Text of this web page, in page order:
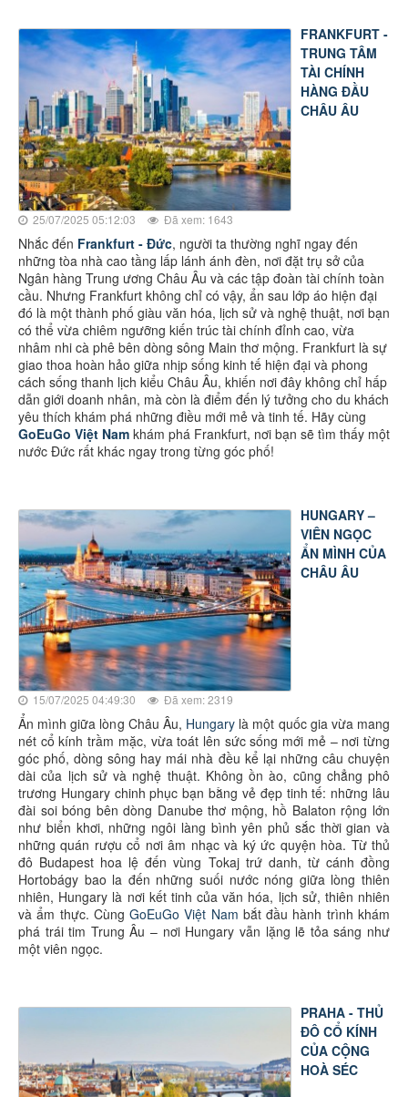
FRANKFURT -
TRUNG TÂM
TÀI CHÍNH
HÀNG ĐẦU
CHÂU ÂU
25/07/2025 05:12:03 Đã xem: 1643
Nhắc đến Frankfurt - Đức, người ta thường nghĩ ngay đến
những tòa nhà cao tầng lấp lánh ánh đèn, nơi đặt trụ sở của
Ngân hàng Trung ương Châu Âu và các tập đoàn tài chính toàn
cầu. Nhưng Frankfurt không chỉ có vậy, ẩn sau lớp áo hiện đại
đó là một thành phố giàu văn hóa, lịch sử và nghệ thuật, nơi bạn
có thể vừa chiêm ngưỡng kiến trúc tài chính đỉnh cao, vừa
nhâm nhi cà phê bên dòng sông Main thơ mộng. Frankfurt là sự
giao thoa hoàn hảo giữa nhịp sống kinh tế hiện đại và phong
cách sống thanh lịch kiểu Châu Âu, khiến nơi đây không chỉ hấp
dẫn giới doanh nhân, mà còn là điểm đến lý tưởng cho du khách
yêu thích khám phá những điều mới mẻ và tinh tế. Hãy cùng
GoEuGo Việt Nam khám phá Frankfurt, nơi bạn sẽ tìm thấy một
nước Đức rất khác ngay trong từng góc phố!
HUNGARY –
VIÊN NGỌC
ẨN MÌNH CỦA
CHÂU ÂU
15/07/2025 04:49:30 Đã xem: 2319
Ẩn mình giữa lòng Châu Âu, Hungary là một quốc gia vừa mang
nét cổ kính trầm mặc, vừa toát lên sức sống mới mẻ – nơi từng
góc phố, dòng sông hay mái nhà đều kể lại những câu chuyện
dài của lịch sử và nghệ thuật. Không ồn ào, cũng chẳng phô
trương Hungary chinh phục bạn bằng vẻ đẹp tinh tế: những lâu
đài soi bóng bên dòng Danube thơ mộng, hồ Balaton rộng lớn
như biển khơi, những ngôi làng bình yên phủ sắc thời gian và
những quán rượu cổ nơi âm nhạc và ký ức quyện hòa. Từ thủ
đô Budapest hoa lệ đến vùng Tokaj trứ danh, từ cánh đồng
Hortobágy bao la đến những suối nước nóng giữa lòng thiên
nhiên, Hungary là nơi kết tinh của văn hóa, lịch sử, thiên nhiên
và ẩm thực. CùngGoEuGo Việt Nam bắt đầu hành trình khám
phá trái tim Trung Âu – nơi Hungary vẫn lặng lẽ tỏa sáng như
một viên ngọc.
PRAHA - THỦ
ĐÔ CỔ KÍNH
CỦA CỘNG
HOÀ SÉC